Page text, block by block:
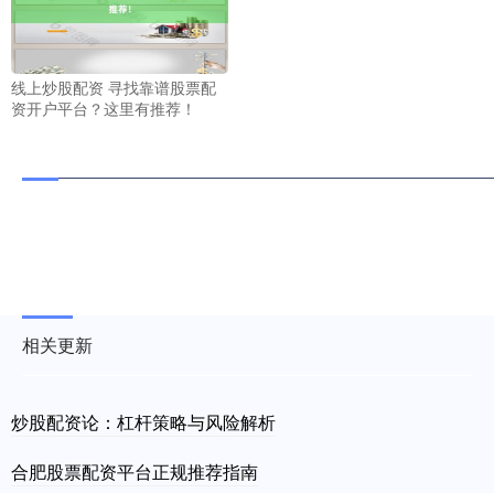
线上炒股配资 寻找靠谱股票配
资开户平台？这里有推荐！
相关更新
炒股配资论：杠杆策略与风险解析
合肥股票配资平台正规推荐指南